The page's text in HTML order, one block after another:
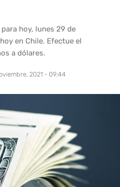
hoy, lunes 29 de
en Chile. Efectue el
a dólares.
2021 - 09:44